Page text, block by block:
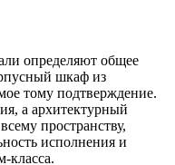
определяют общее
шкаф из
тому подтверждение.
а архитектурный
пространству,
исполнения и
класса.